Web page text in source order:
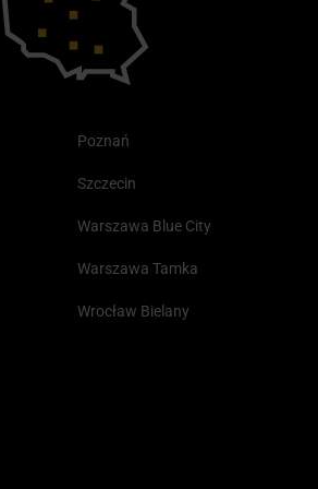
Poznań
Szczecin
Warszawa Blue City
Warszawa Tamka
Wrocław Bielany